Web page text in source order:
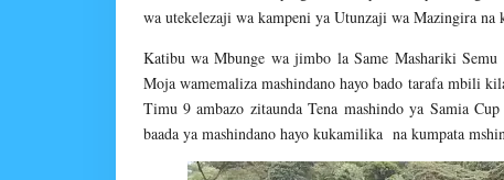
wa utekelezaji wa kampeni ya Utunzaji wa Mazingira
Katibu wa Mbunge wa jimbo la Same Mashariki
Moja wamemaliza mashindano hayo bado tarafa mbili
Timu 9 ambazo zitaunda Tena mashindo ya Samia
baada ya mashindano hayo kukamilika na kumpata